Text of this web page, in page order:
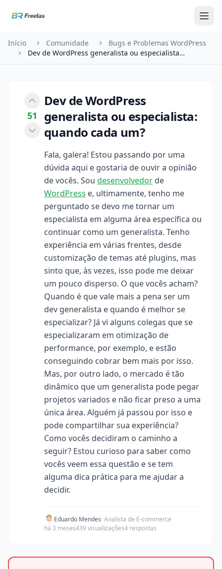
Início Comunidade
Bugs e Problemas WordPress
Dev de WordPress generalista ou especialista: qu…
51
Dev de WordPress
generalista ou especialista:
quando cada um?
Fala, galera! Estou passando por uma
dúvida aqui e gostaria de ouvir a opinião
de vocês. Sou desenvolvedor de
WordPress e, ultimamente, tenho me
perguntado se devo me tornar um
especialista em alguma área específica ou
continuar como um generalista. Tenho
experiência em várias frentes, desde
customização de temas até plugins, mas
sinto que, às vezes, isso pode me deixar
um pouco disperso. O que vocês acham?
Quando é que vale mais a pena ser um
dev generalista e quando é melhor se
especializar? Já vi alguns colegas que se
especializaram em otimização de
performance, por exemplo, e estão
conseguindo cobrar bem mais por isso.
Mas, por outro lado, o mercado é tão
dinâmico que um generalista pode pegar
projetos variados e não ficar preso a uma
única área. Alguém já passou por isso e
pode compartilhar sua experiência?
Como vocês decidiram o caminho a
seguir? Estou curioso para saber como
vocês veem essa questão e se tem
alguma dica prática para me ajudar a
decidir.
Eduardo Mendes· Analista de E-commerce
há 3 meses439 visualizações4 respostas